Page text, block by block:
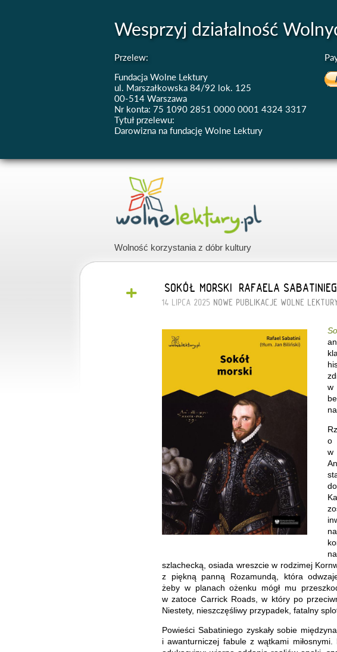
Wesprzyj działalność
Przelew:
Fundacja Wolne Lektury
ul. Marszałkowska 84/92 lok. 125
00-514 Warszawa
Nr konta: 75 1090 2851 0000 0001 4324 3317
Tytuł przelewu:
Darowizna na fundację Wolne Lektury
Wolność korzystania z dóbr kultury
+ „SOKÓŁ MORSKI” RAFAELA
14 LIPCA 2025 NOWE PUBLIKACJE WOLNE
w
o
w
szlachecką, osiada wreszcie w rodzimej
z piękną panną Rozamundą, która
żeby w planach ożenku mógł mu
w zatoce Carrick Roads, w który po
Niestety, nieszczęśliwy przypadek, fatalny
Powieści Sabatiniego zyskały sobie
i awanturniczej fabule z wątkami